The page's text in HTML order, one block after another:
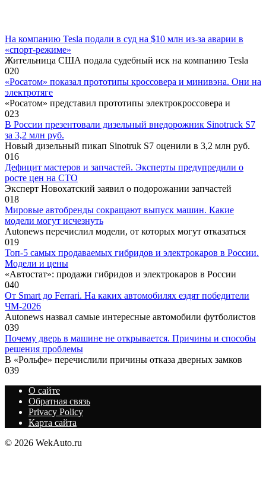
На компанию Tesla подали в суд на $10 млн из-за аварии в
«спорт-режиме»
Жительница США подала судебный иск на компанию Tesla
020
«Росатом» показал прототипы кроссовера и минивэна. Они на
электротяге
«Росатом» представил прототипы электрокроссовера и
023
В России презентовали дизельный внедорожник Sinotruck S7
за 3,2 млн руб.
Новый дизельный пикап Sinotruk S7 оценили в 3,2 млн руб.
016
Дефицит мастеров и запчастей. Эксперты предупредили о
росте цен на СТО
Эксперт Новохатский заявил о подорожании запчастей
018
Мировые автобренды сокращают выпуск машин. Какие
модели могут исчезнуть
Autonews перечислил модели, от которых могут отказаться
019
Топ-5 самых продаваемых гибридов и электрокаров в России.
Модели и цены
«Автостат»: продажи гибридов и электрокаров в России
040
От Smart до Ferrari. На каких автомобилях ездят победители
ЧМ-2026
Autonews назвал самые интересные автомобили футболистов
039
Почему дверь в машине не открывается. Причины и способы
решения проблемы
В «Рольфе» перечислили причины отказа дверных замков
039
О сайте
Обратная связь
Privacy Policy
Карта сайта
© 2026 WekAuto.ru